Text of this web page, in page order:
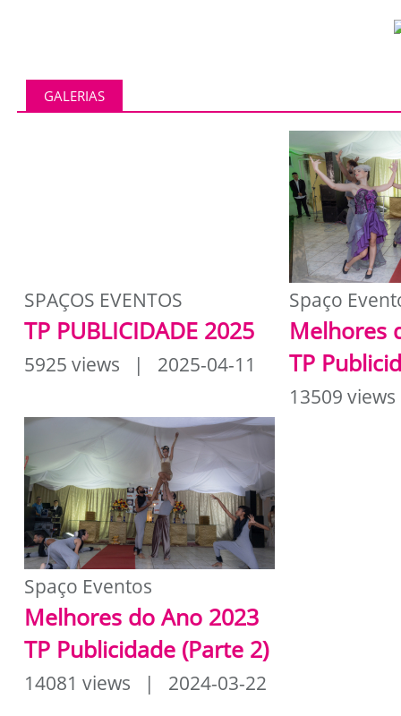
GALERIAS
SPAÇOS EVENTOS
TP PUBLICIDADE 2025
5925 views | 2025-04-11
Spaço
Melhores
TP
13509
Spaço Eventos
Melhores do Ano 2023
TP Publicidade (Parte 2)
14081 views | 2024-03-22